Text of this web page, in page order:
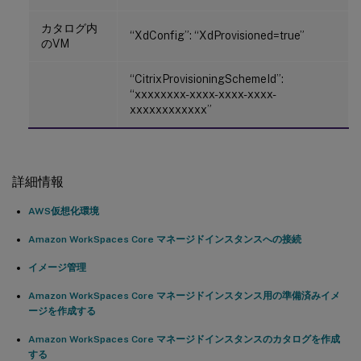
カタログ内
のVM
“XdConfig”: “XdProvisioned=true”
“CitrixProvisioningSchemeId”:
“xxxxxxxx-xxxx-xxxx-xxxx-
xxxxxxxxxxxx”
詳細情報
AWS仮想化環境
Amazon WorkSpaces Core マネージドインスタンスへの接続
イメージ管理
Amazon WorkSpaces Core マネージドインスタンス用の準備済みイメ
ージを作成する
Amazon WorkSpaces Core マネージドインスタンスのカタログを作成
する